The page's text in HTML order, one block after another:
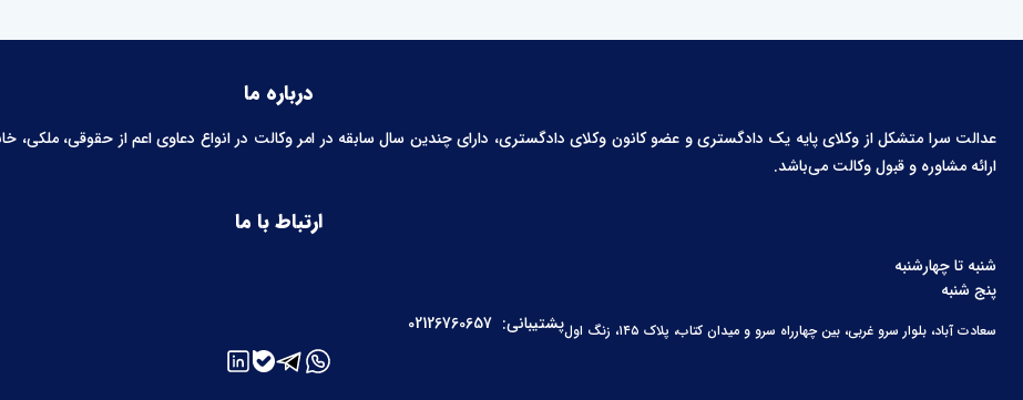
درباره ما
عدالت سرا متشکل از وکلای پایه یک دادگستری و عضو کانون وکلای دادگستری، دارای چندین سال سابقه در امر وکالت در انواع دعاوی اعم از حقوقی، ملکی،
ارائه مشاوره و قبول وکالت می‌باشد.
ارتباط با ما
شنبه تا چهارشنبه
پنج شنبه
سعادت آباد، بلوار سرو غربی، بین چهارراه سرو و میدان کتاب، پلاک ۱۴۵، زنگ اول پشتیبانی: 02126760657